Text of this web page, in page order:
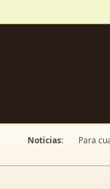
Noticias:
Para